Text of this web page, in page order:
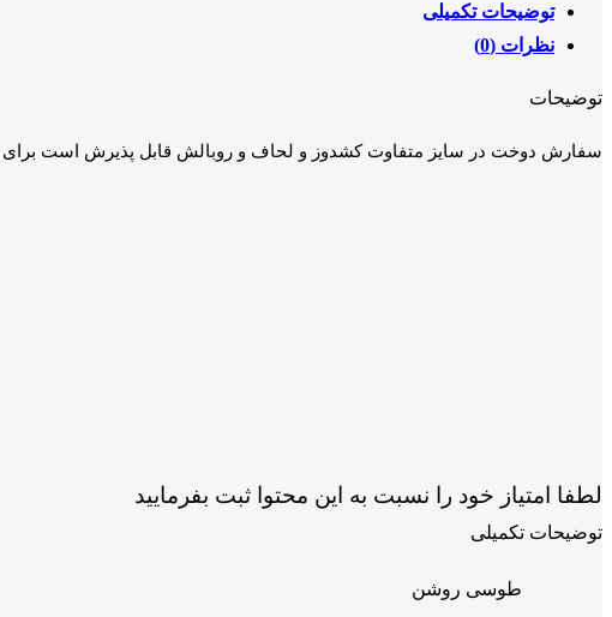
توضیحات تکمیلی
نظرات (0)
توضیحات
سفارش دوخت در سایز متفاوت کشدوز و لحاف و روبالش قابل پذیرش است برای هماهنگی جهت
لطفا امتیاز خود را نسبت به این محتوا ثبت بفرمایید
توضیحات تکمیلی
طوسی روشن